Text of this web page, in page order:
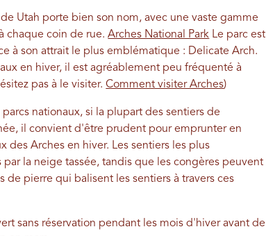
Utah porte bien son nom, avec une vaste gamme
chaque coin de rue.Arches National Park Le parc est
à son attrait le plus emblématique : Delicate Arch.
en hiver, il est agréablement peu fréquenté à
pas à le visiter.Comment visiter Arches)
nationaux, si la plupart des sentiers de
il convient d'être prudent pour emprunter en
des Arches en hiver. Les sentiers les plus
la neige tassée, tandis que les congères peuvent
de pierre qui balisent les sentiers à travers ces
sans réservation pendant les mois d'hiver avant de